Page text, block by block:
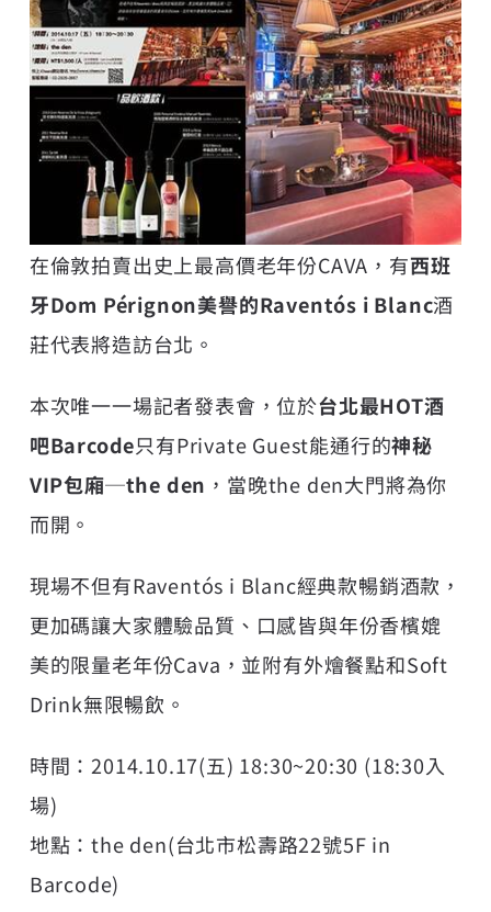
在倫敦拍賣出史上最高價老年份CAVA，有西班
牙Dom Pérignon美譽的Raventós i Blanc酒
莊代表將造訪台北。
本次唯一一場記者發表會，位於台北最HOT酒
吧Barcode只有Private Guest能通行的神秘
VIP包廂─the den ，當晚the den大門將為你
而開。
現場不但有Raventós i Blanc經典款暢銷酒款，
更加碼讓大家體驗品質、口感皆與年份香檳媲
美的限量老年份Cava，並附有外燴餐點和Soft
Drink無限暢飲。
時間：2014.10.17(五) 18:30~20:30 (18:30入
場)
地點：the den(台北市松壽路22號5F in
Barcode)